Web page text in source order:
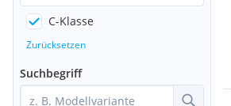
C-Klasse
Zurücksetzen
Suchbegriff